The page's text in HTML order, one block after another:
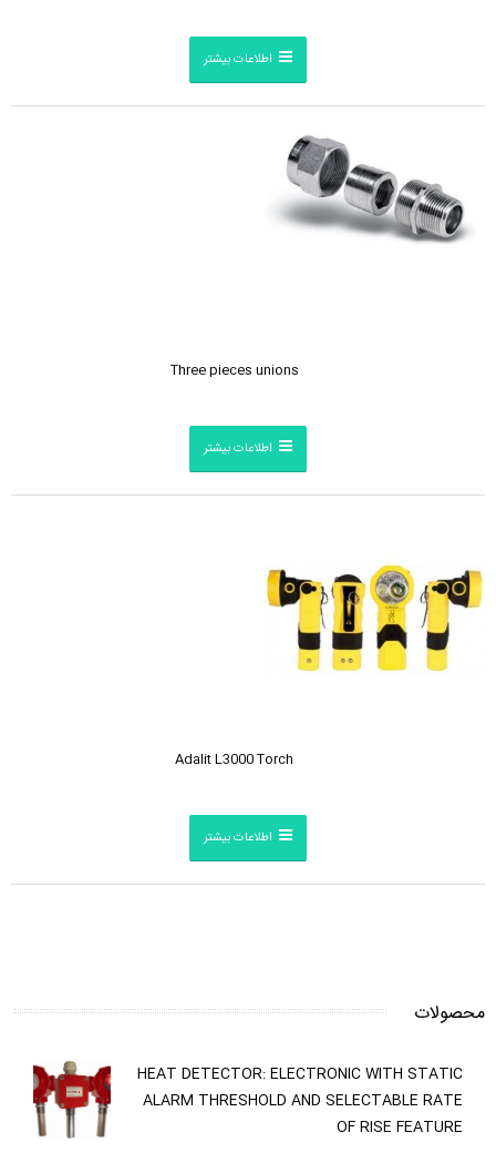
اطلاعات بیشتر
Three pieces unions
اطلاعات بیشتر
Adalit L3000 Torch
اطلاعات بیشتر
محصولات
HEAT DETECTOR: ELECTRONIC WITH STATIC
ALARM THRESHOLD AND SELECTABLE RATE
OF RISE FEATURE